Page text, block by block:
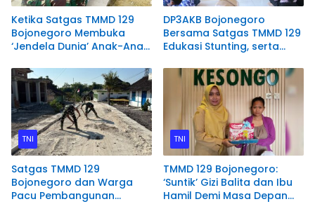
Ketika Satgas TMMD 129
Bojonegoro Membuka
‘Jendela Dunia’ Anak-Anak
DP3AKB Bojonegoro
Bersama Satgas TMMD 129
Edukasi Stunting, serta
Kesongo
TNI
Satgas TMMD 129
Bojonegoro dan Warga
Pacu Pembangunan
TNI
TMMD 129 Bojonegoro:
‘Suntik’ Gizi Balita dan Ibu
Hamil Demi Masa Depan